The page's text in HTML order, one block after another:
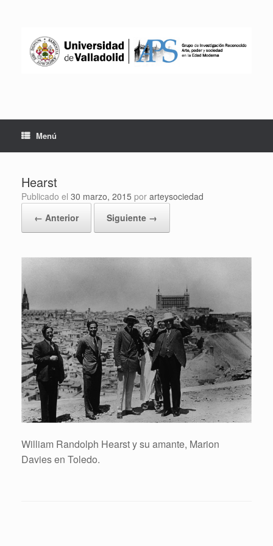
Menú
Hearst
Publicado el 30 marzo, 2015 por arteysociedad
← Anterior
Siguiente →
William Randolph Hearst y su amante, Marion
Davies en Toledo.